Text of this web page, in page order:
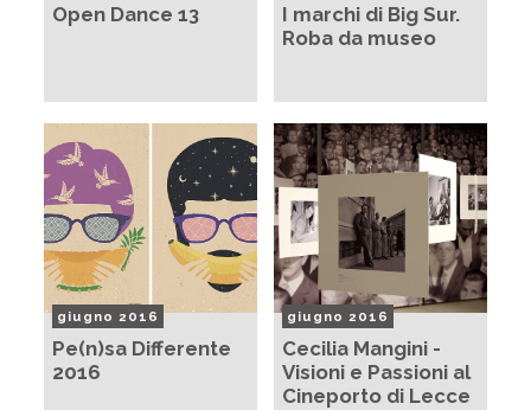
Open Dance 13
I marchi di Big Sur.
Roba da museo
giugno 2016
Pe(n)sa Differente
2016
giugno 2016
Cecilia Mangini -
Visioni e Passioni al
Cineporto di Lecce